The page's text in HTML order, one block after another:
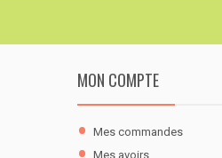
MON COMPTE
Mes commandes
Mes avoirs